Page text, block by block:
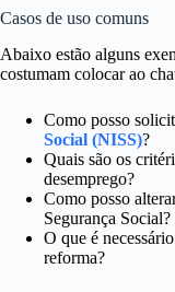
Casos de uso comuns
Abaixo estão alguns
costumam colocar ao
Como posso
Social (NISS)?
Quais são os
desemprego?
Como posso
Segurança Social?
O que é
reforma?